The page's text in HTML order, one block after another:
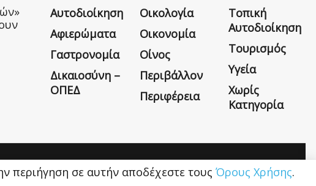
Αυτοδιοίκηση
Αφιερώματα
Γαστρονομία
Δικαιοσύνη –
ΟΠΕΔ
Οικολογία
Οικονομία
Οίνος
Περιβάλλον
Περιφέρεια
Τοπική
Αυτοδιοίκηση
Τουρισμός
Υγεία
Χωρίς
Κατηγορία
Η εταιρεία Όροι Χρήσης Επικοινωνία
περιήγηση σε αυτήν αποδέχεστε τους Όρους Χρήσης.